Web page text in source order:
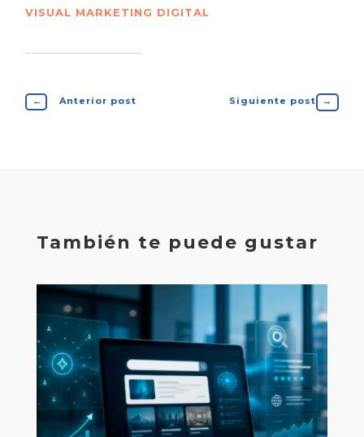
VISUAL MARKETING DIGITAL
← Anterior post Siguiente post →
También te puede gustar